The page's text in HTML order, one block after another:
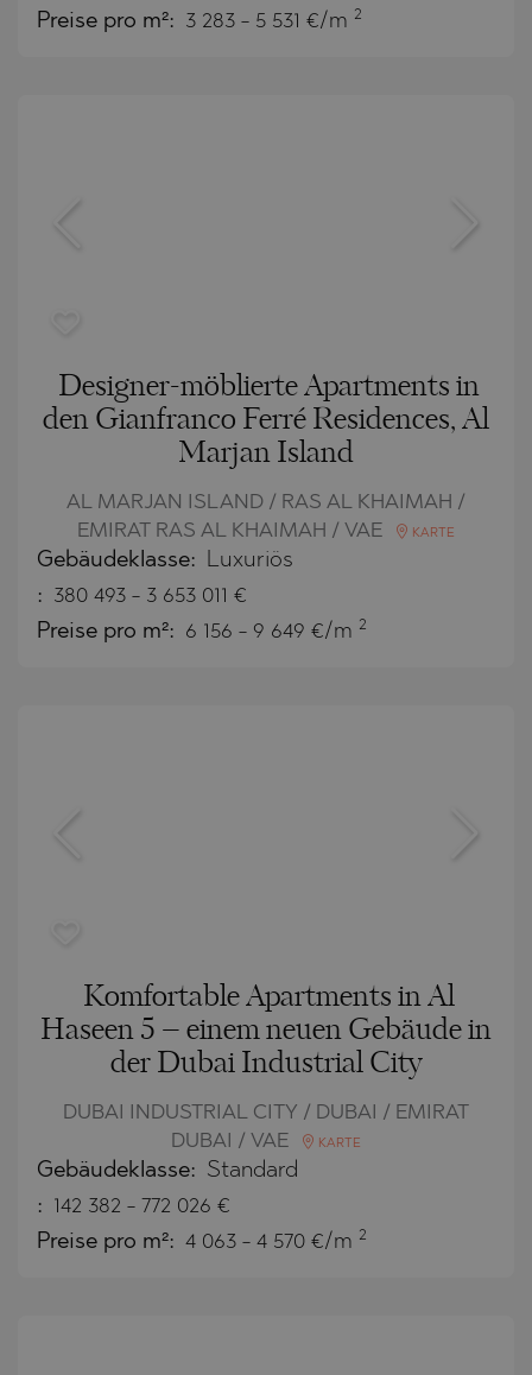
Preise pro m²: 3 283 - 5 531 €/m 2
Designer-möblierte Apartments in
den Gianfranco Ferré Residences, Al
Marjan Island
AL MARJAN ISLAND / RAS AL KHAIMAH /
EMIRAT RAS AL KHAIMAH / VAE
KARTE
Gebäudeklasse: Luxuriös
: 380 493 - 3 653 011 €
Preise pro m²: 6 156 - 9 649 €/m 2
Komfortable Apartments in Al
Haseen 5 – einem neuen Gebäude in
der Dubai Industrial City
DUBAI INDUSTRIAL CITY / DUBAI / EMIRAT
DUBAI / VAE
KARTE
Gebäudeklasse: Standard
: 142 382 - 772 026 €
Preise pro m²: 4 063 - 4 570 €/m 2